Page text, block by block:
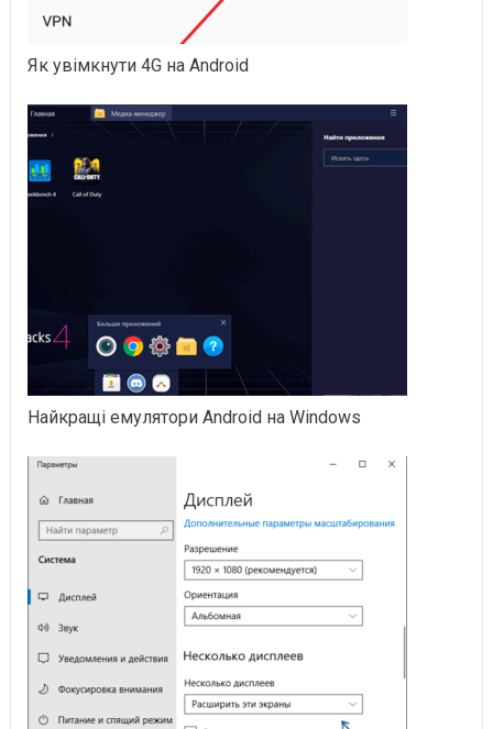
Як увімкнути 4G на Android
Найкращі емулятори Android на Windows